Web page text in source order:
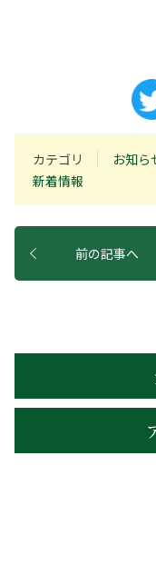
カテゴリ お知ら
新着情報
前の記事へ